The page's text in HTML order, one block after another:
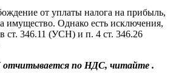
от уплаты налога на прибыль,
имущество. Однако есть исключения,
ст. 346.11 (УСН) и п. 4 ст. 346.26
по НДС, читайте .